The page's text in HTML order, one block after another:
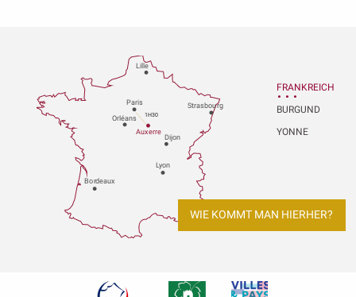
Paris
Dijon
Orléans
Bordeaux
Lyon
Auxerre
Strasbourg
Lille
1H30
FRANKREICH
BURGUND
YONNE
WIE KOMMT MAN HIERHER?